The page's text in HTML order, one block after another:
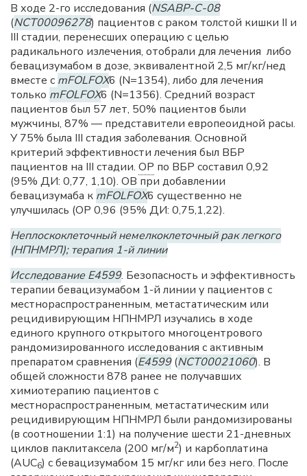
В ходе 2-го исследования (NSABP-C-08
(NCT00096278) пациентов с раком толстой кишки II и
III стадии, перенесших операцию с целью
радикального излечения, отобрали для лечения либо
бевацизумабом в дозе, эквивалентной 2,5 мг/кг/нед
вместе с mFOLFOX6 (N=1354), либо для лечения
только mFOLFOX6 (N=1356). Средний возраст
пациентов был 57 лет, 50% пациентов были
мужчины, 87% — представители европеоидной расы.
У 75% была III стадия заболевания. Основной
критерий эффективности лечения был ВБР
пациентов на III стадии. ОР по ВБР составил 0,92
(95% ДИ: 0,77, 1,10). ОВ при добавлении
бевацизумаба к mFOLFOX6 существенно не
улучшилась (ОР 0,96 (95% ДИ: 0,75,1,22).
Неплоскоклеточный немелкоклеточный рак легкого
(НПНМРЛ); терапия 1-й линии
Исследование E4599. Безопасность и эффективность
терапии бевацизумабом 1-й линии у пациентов с
местнораспространенным, метастатическим или
рецидивирующим НПНМРЛ изучались в ходе
единого крупного открытого многоцентрового
рандомизированного исследования с активным
препаратом сравнения (E4599(NCT00021060). В
общей сложности 878 ранее не получавших
химиотерапию пациентов с
местнораспространенным, метастатическим или
рецидивирующим НПНМРЛ были рандомизированы
(в соотношении 1:1) на получение шести 21-дневных
циклов паклитаксела (200 мг/м2) и карбоплатина
(AUC6) с бевацизумабом 15 мг/кг или без него. После